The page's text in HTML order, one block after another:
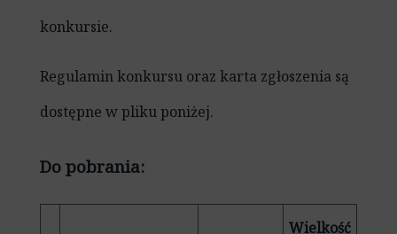
konkursie.
Regulamin konkursu oraz karta zgłoszenia są
dostępne w pliku poniżej.
Do pobrania:
Wielkość